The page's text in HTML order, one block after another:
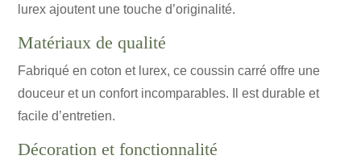
lurex ajoutent une touche d’originalité.
Matériaux de qualité
Fabriqué en coton et lurex, ce coussin carré offre une
douceur et un confort incomparables. Il est durable et
facile d’entretien.
Décoration et fonctionnalité